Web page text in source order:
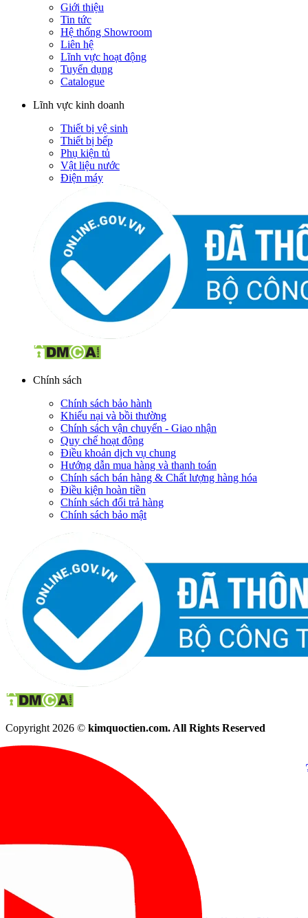
Giới thiệu
Tin tức
Hệ thống Showroom
Liên hệ
Lĩnh vực hoạt động
Tuyển dụng
Catalogue
Lĩnh vực kinh doanh
Thiết bị vệ sinh
Thiết bị bếp
Phụ kiện tủ
Vật liệu nước
Điện máy
Chính sách
Chính sách bảo hành
Khiếu nại và bồi thường
Chính sách vận chuyển - Giao nhận
Quy chế hoạt động
Điều khoản dịch vụ chung
Hướng dẫn mua hàng và thanh toán
Chính sách bán hàng & Chất lượng hàng hóa
Điều kiện hoàn tiền
Chính sách đổi trả hàng
Chính sách bảo mật
Copyright 2026 © kimquoctien.com. All Rights Reserved
(8h00 - 21h30)
(8h00 -